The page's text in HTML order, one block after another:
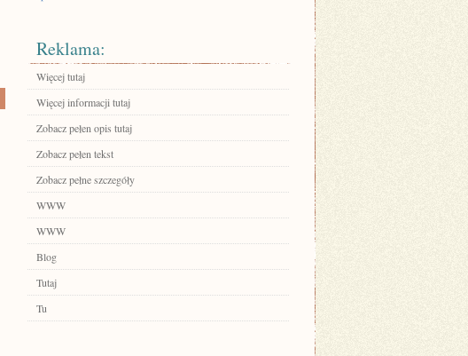
Reklama:
Więcej tutaj
Więcej informacji tutaj
Zobacz pełen opis tutaj
Zobacz pełen tekst
Zobacz pełne szczegóły
WWW
WWW
Blog
Tutaj
Tu